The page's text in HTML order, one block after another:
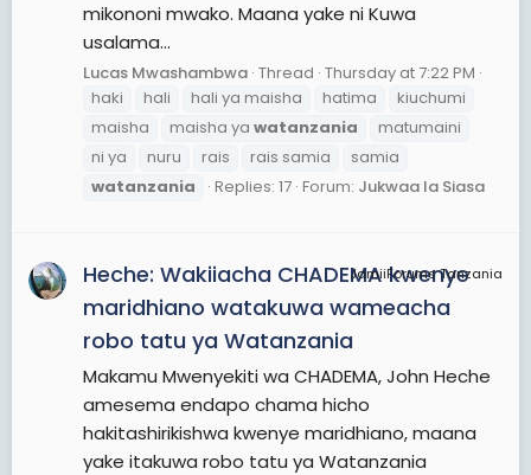
mikononi mwako. Maana yake ni Kuwa
usalama...
Lucas Mwashambwa Thread Thursday at 7:22 PM
haki
hali hali ya maisha hatima
kiuchumi
maisha
maisha ya watanzania
matumaini
ni ya
nuru rais rais samia
samia
watanzania
Replies: 17 Forum: Jukwaa la Siasa
JamiiForums Tanzania
Heche: Wakiiacha CHADEMA kwenye
maridhiano watakuwa wameacha
robo tatu ya Watanzania
Makamu Mwenyekiti wa CHADEMA, John Heche
amesema endapo chama hicho
hakitashirikishwa kwenye maridhiano, maana
yake itakuwa robo tatu ya Watanzania